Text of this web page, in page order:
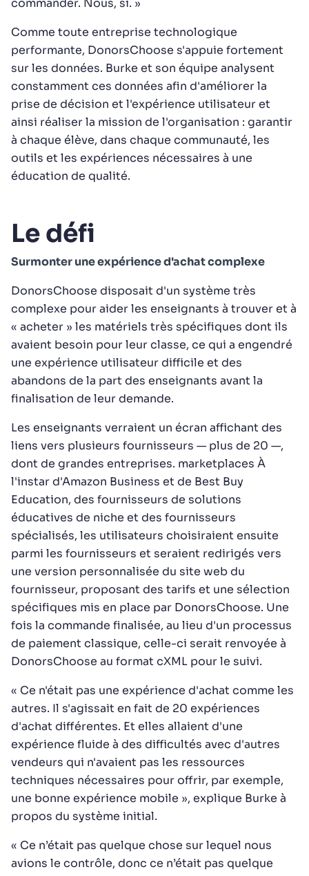
commander. Nous, si. »
Comme toute entreprise technologique
performante, DonorsChoose s'appuie fortement
sur les données. Burke et son équipe analysent
constamment ces données afin d'améliorer la
prise de décision et l'expérience utilisateur et
ainsi réaliser la mission de l'organisation : garantir
à chaque élève, dans chaque communauté, les
outils et les expériences nécessaires à une
éducation de qualité.
Le défi
Surmonter une expérience d'achat complexe
DonorsChoose disposait d'un système très
complexe pour aider les enseignants à trouver et à
« acheter » les matériels très spécifiques dont ils
avaient besoin pour leur classe, ce qui a engendré
une expérience utilisateur difficile et des
abandons de la part des enseignants avant la
finalisation de leur demande.
Les enseignants verraient un écran affichant des
liens vers plusieurs fournisseurs — plus de 20 —,
dont de grandes entreprises. marketplaces À
l'instar d'Amazon Business et de Best Buy
Education, des fournisseurs de solutions
éducatives de niche et des fournisseurs
spécialisés, les utilisateurs choisiraient ensuite
parmi les fournisseurs et seraient redirigés vers
une version personnalisée du site web du
fournisseur, proposant des tarifs et une sélection
spécifiques mis en place par DonorsChoose. Une
fois la commande finalisée, au lieu d'un processus
de paiement classique, celle-ci serait renvoyée à
DonorsChoose au format cXML pour le suivi.
« Ce n'était pas une expérience d'achat comme les
autres. Il s'agissait en fait de 20 expériences
d'achat différentes. Et elles allaient d'une
expérience fluide à des difficultés avec d'autres
vendeurs qui n'avaient pas les ressources
techniques nécessaires pour offrir, par exemple,
une bonne expérience mobile », explique Burke à
propos du système initial.
« Ce n’était pas quelque chose sur lequel nous
avions le contrôle, donc ce n’était pas quelque